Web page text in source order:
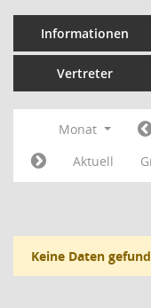
Informationen
Vertreter
Monat
Aktuell
Keine Daten